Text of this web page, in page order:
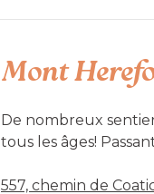
Mont
De nombreux
tous les âges!
attendent!
557, chemin de